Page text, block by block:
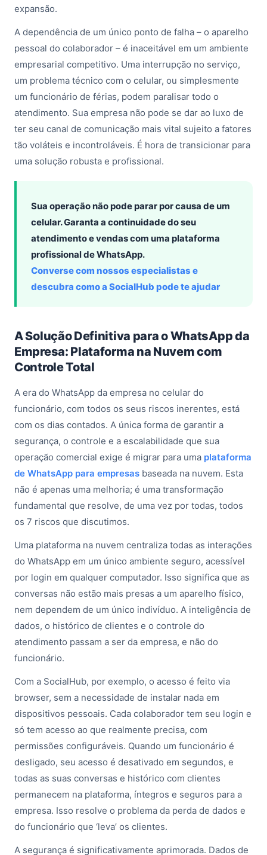
expansão.
A dependência de um único ponto de falha – o aparelho
pessoal do colaborador – é inaceitável em um ambiente
empresarial competitivo. Uma interrupção no serviço,
um problema técnico com o celular, ou simplesmente
um funcionário de férias, podem paralisar todo o
atendimento. Sua empresa não pode se dar ao luxo de
ter seu canal de comunicação mais vital sujeito a fatores
tão voláteis e incontroláveis. É hora de transicionar para
uma solução robusta e profissional.
Sua operação não pode parar por causa de um
celular. Garanta a continuidade do seu
atendimento e vendas com uma plataforma
profissional de WhatsApp.
Converse com nossos especialistas e
descubra como a SocialHub pode te ajudar
A Solução Definitiva para o WhatsApp da
Empresa: Plataforma na Nuvem com
Controle Total
A era do WhatsApp da empresa no celular do
funcionário, com todos os seus riscos inerentes, está
com os dias contados. A única forma de garantir a
segurança, o controle e a escalabilidade que sua
operação comercial exige é migrar para uma plataforma
de WhatsApp para empresas baseada na nuvem. Esta
não é apenas uma melhoria; é uma transformação
fundamental que resolve, de uma vez por todas, todos
os 7 riscos que discutimos.
Uma plataforma na nuvem centraliza todas as interações
do WhatsApp em um único ambiente seguro, acessível
por login em qualquer computador. Isso significa que as
conversas não estão mais presas a um aparelho físico,
nem dependem de um único indivíduo. A inteligência de
dados, o histórico de clientes e o controle do
atendimento passam a ser da empresa, e não do
funcionário.
Com a SocialHub, por exemplo, o acesso é feito via
browser, sem a necessidade de instalar nada em
dispositivos pessoais. Cada colaborador tem seu login e
só tem acesso ao que realmente precisa, com
permissões configuráveis. Quando um funcionário é
desligado, seu acesso é desativado em segundos, e
todas as suas conversas e histórico com clientes
permanecem na plataforma, íntegros e seguros para a
empresa. Isso resolve o problema da perda de dados e
do funcionário que ‘leva’ os clientes.
A segurança é significativamente aprimorada. Dados de